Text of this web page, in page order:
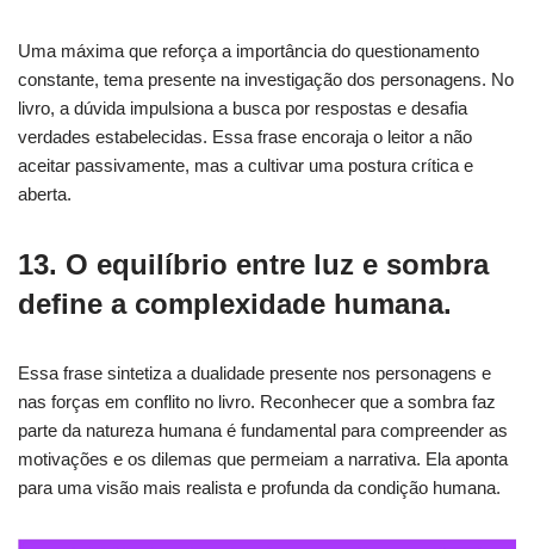
Uma máxima que reforça a importância do questionamento
constante, tema presente na investigação dos personagens. No
livro, a dúvida impulsiona a busca por respostas e desafia
verdades estabelecidas. Essa frase encoraja o leitor a não
aceitar passivamente, mas a cultivar uma postura crítica e
aberta.
13. O equilíbrio entre luz e sombra
define a complexidade humana.
Essa frase sintetiza a dualidade presente nos personagens e
nas forças em conflito no livro. Reconhecer que a sombra faz
parte da natureza humana é fundamental para compreender as
motivações e os dilemas que permeiam a narrativa. Ela aponta
para uma visão mais realista e profunda da condição humana.